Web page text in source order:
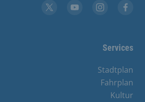
Services
Stadtplan
Fahrplan
Kultur